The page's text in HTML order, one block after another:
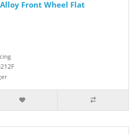
Front Wheel Flat